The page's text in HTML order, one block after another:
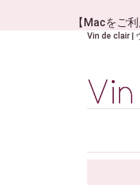
【Macをご
Vin de clair |